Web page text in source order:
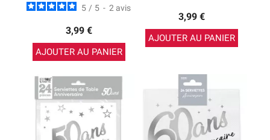
5 / 5 - 2 avis
3,99 €
AJOUTER AU PANIER
3,99 €
AJOUTER AU PANIER